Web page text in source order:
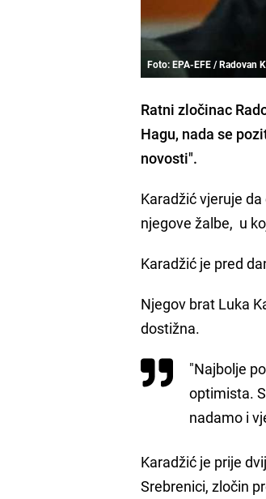
Foto: EPA-EFE / Radovan
Ratni zločinac
Hagu, nada se
novosti".
Karadžić vjeruje
njegove žalbe, u
Karadžić je pred
Njegov brat Luka
dostižna.
"Najbolje
optimista.
nadamo i
Karadžić je prije
Srebrenici, zločin